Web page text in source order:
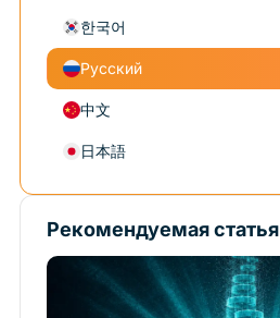
한국어
Русский
中文
日本語
Рекомендуемая статья